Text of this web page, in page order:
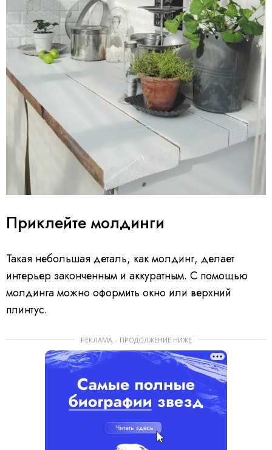
Приклейте молдинги
Такая небольшая деталь, как молдинг, делает
интерьер законченным и аккуратным. С помощью
молдинга можно оформить окно или верхний
плинтус.
РЕКЛАМА – ПРОДОЛЖЕНИЕ НИЖЕ